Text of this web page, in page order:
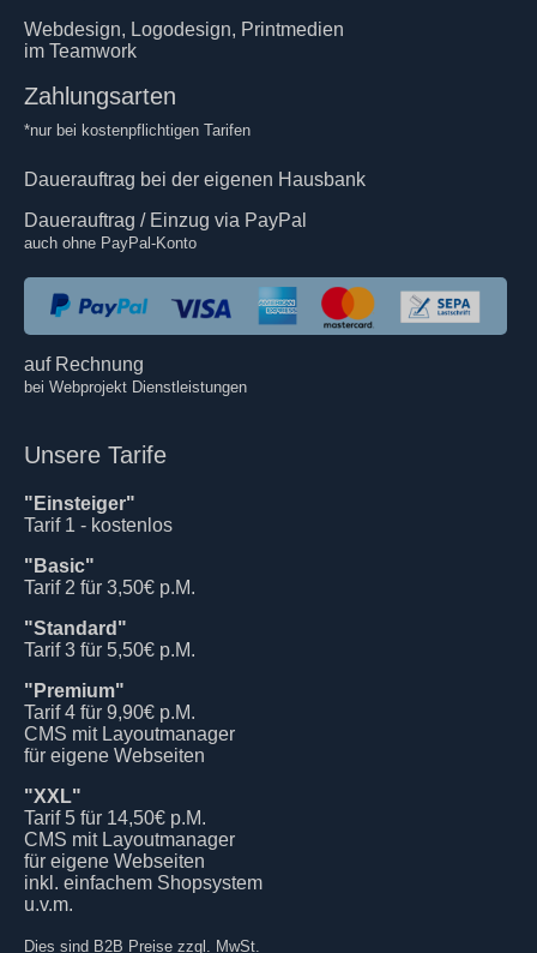
Webdesign, Logodesign, Printmedien
im Teamwork
Zahlungsarten
*nur bei kostenpflichtigen Tarifen
Dauerauftrag bei der eigenen Hausbank
Dauerauftrag / Einzug via PayPal
auch ohne PayPal-Konto
auf Rechnung
bei Webprojekt Dienstleistungen
Unsere Tarife
"Einsteiger"
Tarif 1 - kostenlos
"Basic"
Tarif 2 für 3,50€ p.M.
"Standard"
Tarif 3 für 5,50€ p.M.
"Premium"
Tarif 4 für 9,90€ p.M.
CMS mit Layoutmanager
für eigene Webseiten
"XXL"
Tarif 5 für 14,50€ p.M.
CMS mit Layoutmanager
für eigene Webseiten
inkl. einfachem Shopsystem
u.v.m.
Dies sind B2B Preise zzgl. MwSt.